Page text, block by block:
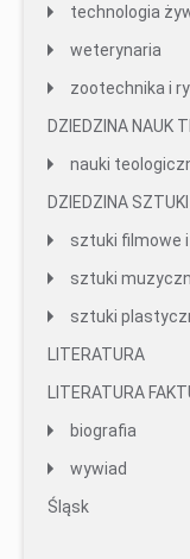
technologia
weterynaria
zootechnika i
DZIEDZINA NAUK
nauki
DZIEDZINA SZTUKI
sztuki filmowe
sztuki
sztuki
LITERATURA
LITERATURA
biografia
wywiad
Śląsk